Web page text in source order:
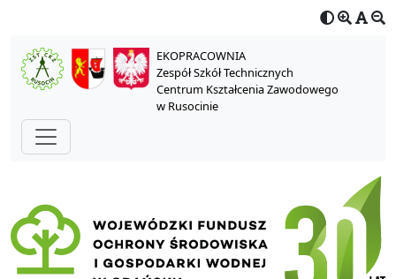
EKOPRACOWNIA
Zespół Szkół Technicznych
Centrum Kształcenia Zawodowego
w Rusocinie